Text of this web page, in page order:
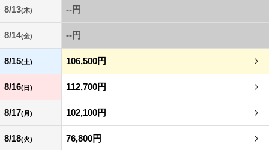
8/13(木) --円
8/14(金) --円
8/15(土) 106,500円
8/16(日) 112,700円
8/17(月) 102,100円
8/18(火) 76,800円